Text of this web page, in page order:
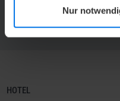
Nur
HOTEL